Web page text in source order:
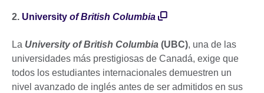
2. University of British Columbia
La University of British Columbia (UBC), una de las
universidades más prestigiosas de Canadá, exige que
todos los estudiantes internacionales demuestren un
nivel avanzado de inglés antes de ser admitidos en sus